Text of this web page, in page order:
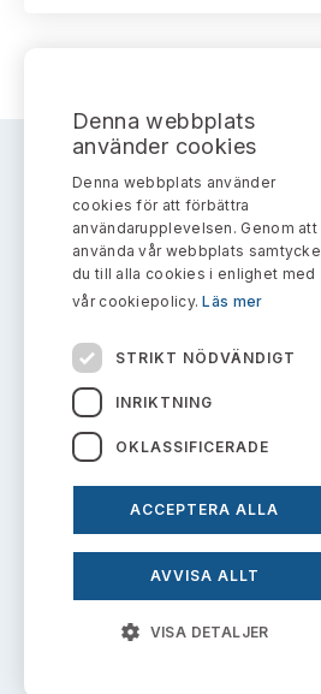
Arbetsordning
Ledamöter
Huvudmän
Verksamhetsberättelser
Publikationer och anföranden
Samtliga uttalanden sorterade
Uttalanden sorterade ämnesvis
Sök uttalanden
Avgifter
Bildarkiv
Kontakt angående ansökningar
AKTIEMARKNADSNÄMNDEN
Address: Box 7354, 103
Om innehållet
Om webbplatsen
Prenumerera på uttalanden
Denna webbplats
använder cookies
Denna webbplats använder
cookies för att förbättra
användarupplevelsen. Genom att
använda vår webbplats
du till alla cookies i enlighet med
vår cookiepolicy.Läs mer
STRIKT NÖDVÄNDIGT
INRIKTNING
OKLASSIFICERADE
ACCEPTERA ALLA
AVVISA ALLT
VISA DETALJER